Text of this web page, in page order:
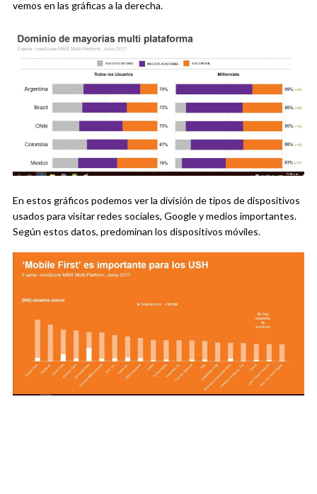
vemos en las gráficas a la derecha.
En estos gráficos podemos ver la división de tipos de dispositivos
usados para visitar redes sociales, Google y medios importantes.
Según estos datos, predominan los dispositivos móviles.